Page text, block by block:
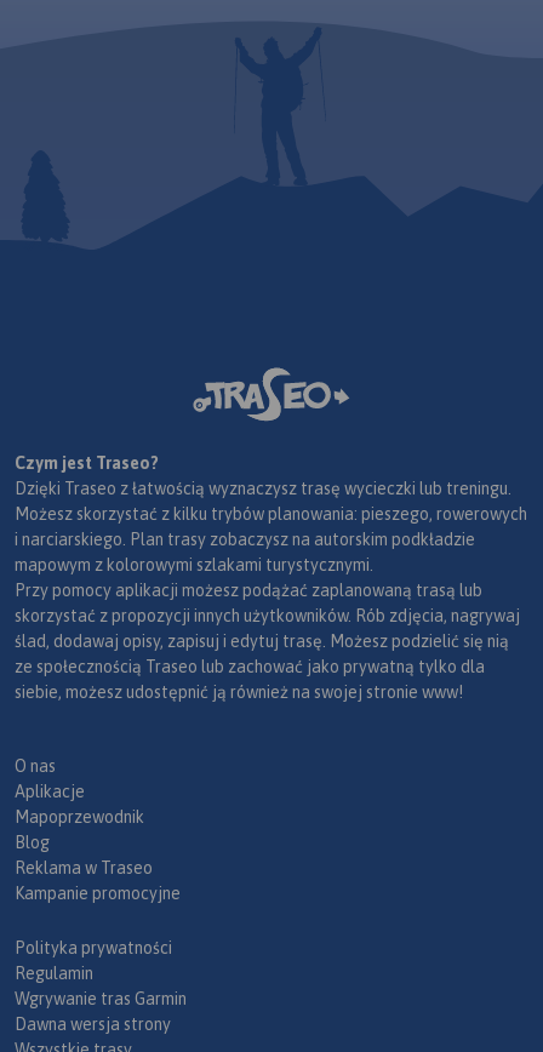
Czym jest Traseo?
Dzięki Traseo z łatwością wyznaczysz trasę wycieczki lub treningu.
Możesz skorzystać z kilku trybów planowania: pieszego, rowerowych
i narciarskiego. Plan trasy zobaczysz na autorskim podkładzie
mapowym z kolorowymi szlakami turystycznymi.
Przy pomocy aplikacji możesz podążać zaplanowaną trasą lub
skorzystać z propozycji innych użytkowników. Rób zdjęcia, nagrywaj
ślad, dodawaj opisy, zapisuj i edytuj trasę. Możesz podzielić się nią
ze społecznością Traseo lub zachować jako prywatną tylko dla
siebie, możesz udostępnić ją również na swojej stronie www!
O nas
Aplikacje
Mapoprzewodnik
Blog
Reklama w Traseo
Kampanie promocyjne
Polityka prywatności
Regulamin
Wgrywanie tras Garmin
Dawna wersja strony